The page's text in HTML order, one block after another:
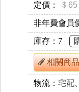
定價： ＄65
非年費會員
庫存： 7
相關商品
物流： 宅配